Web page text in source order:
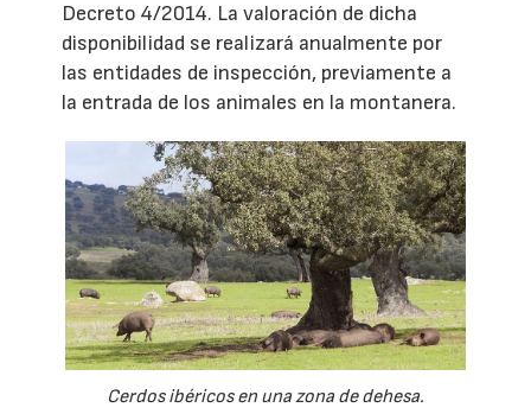
Decreto 4/2014. La valoración de dicha
disponibilidad se realizará anualmente por
las entidades de inspección, previamente a
la entrada de los animales en la montanera.
Cerdos ibéricos en una zona de dehesa.